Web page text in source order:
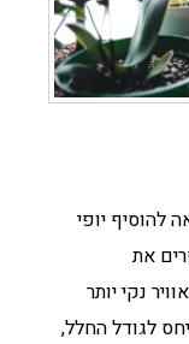
להוסיף יופי
את
נקי יותר
לגודל החלל,